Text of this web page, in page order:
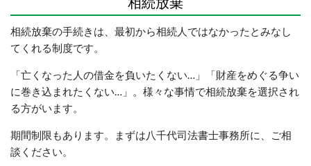
相続放棄の手続きは、最初から相続人ではなかったとみなし
てくれる制度です。
「亡くなった人の借金を負いたくない…」「財産をめぐる争い
に巻き込まれたくない…」。様々な事情で相続放棄を選択され
る方がいます。
期間制限もあります。まずは八千代司法書士事務所に、ご相
談ください。